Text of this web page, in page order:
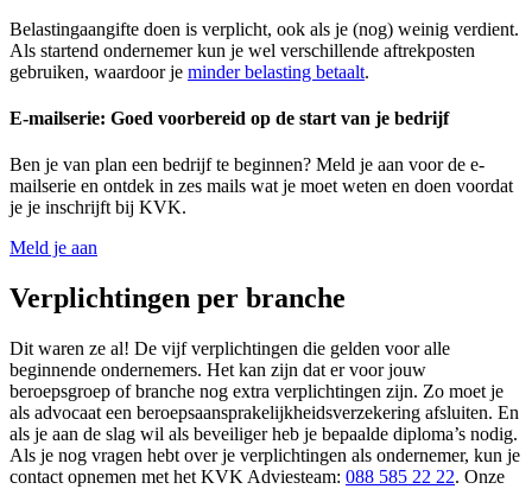
Belastingaangifte doen is verplicht, ook als je (nog) weinig verdient.
Als startend ondernemer kun je wel verschillende aftrekposten
gebruiken, waardoor je minder belasting betaalt.
E-mailserie: Goed voorbereid op de start van je bedrijf
Ben je van plan een bedrijf te beginnen? Meld je aan voor de e-
mailserie en ontdek in zes mails wat je moet weten en doen voordat
je je inschrijft bij KVK.
Meld je aan
Verplichtingen per branche
Dit waren ze al! De vijf verplichtingen die gelden voor alle
beginnende ondernemers. Het kan zijn dat er voor jouw
beroepsgroep of branche nog extra verplichtingen zijn. Zo moet je
als advocaat een beroepsaansprakelijkheidsverzekering afsluiten. En
als je aan de slag wil als beveiliger heb je bepaalde diploma’s nodig.
Als je nog vragen hebt over je verplichtingen als ondernemer, kun je
contact opnemen met het KVK Adviesteam: 088 585 22 22. Onze